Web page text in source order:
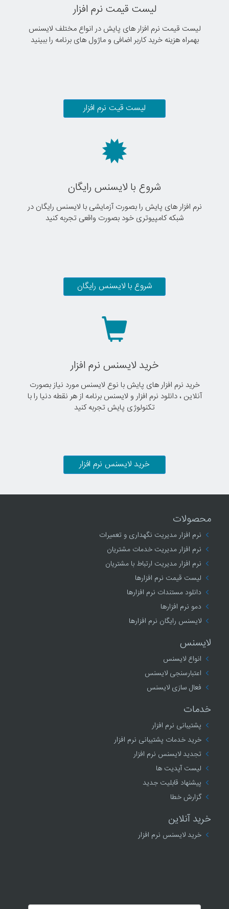
لیست قیمت نرم افزار
لیست قیمت نرم افزار های پایش در انواع مختلف لایسنس
بهمراه هزینه خرید کاربر اضافی و ماژول های برنامه را ببینید
لیست قیت نرم افزار
شروع با لایسنس رایگان
نرم افزار های پایش را بصورت آزمایشی با لایسنس رایگان در
شبکه کامپیوتری خود بصورت واقعی تجربه کنید
شروع با لایسنس رایگان
خرید لایسنس نرم افزار
خرید نرم افزار های پایش با نوع لایسنس مورد نیاز بصورت
آنلاین ، دانلود نرم افزار و لایسنس برنامه از هر نقطه دنیا را با
تکنولوژی پایش تجربه کنید
خرید لایسنس نرم افزار
محصولات
نرم افزار مدیریت نگهداری و تعمیرات
نرم افزار مدیریت خدمات مشتریان
نرم افزار مدیریت ارتباط با مشتریان
لیست قیمت نرم افزارها
دانلود مستندات نرم افزارها
دمو نرم افزارها
لایسنس رایگان نرم افزارها
لایسنس
انواع لایسنس
اعتبارسنجی لایسنس
فعال سازی لایسنس
خدمات
پشتیبانی نرم افزار
خرید خدمات پشتیبانی نرم افزار
تجدید لایسنس نرم افزار
لیست آپدیت ها
پیشنهاد قابلیت جدید
گزارش خطا
خرید آنلاین
خرید لایسنس نرم افزار